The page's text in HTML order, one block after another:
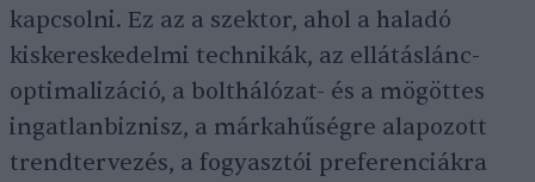
kapcsolni. Ez az a szektor, ahol a haladó
kiskereskedelmi technikák, az ellátáslánc-
optimalizáció, a bolthálózat- és a mögöttes
ingatlanbiznisz, a márkahűségre alapozott
trendtervezés, a fogyasztói preferenciákra